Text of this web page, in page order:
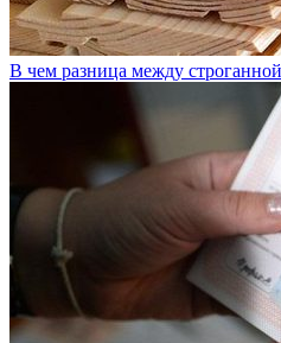
В чем разница между